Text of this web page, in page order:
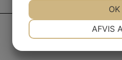
AFVIS
OK